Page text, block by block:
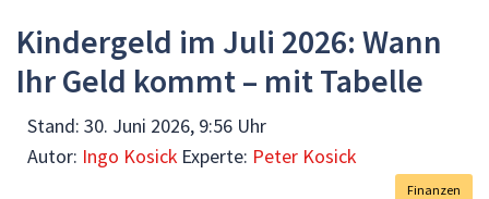
Kindergeld im Juli 2026: Wann
Ihr Geld kommt – mit Tabelle
Stand: 30. Juni 2026, 9:56 Uhr
Autor: Ingo Kosick Experte: Peter Kosick
Finanzen